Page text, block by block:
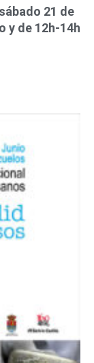
21 de
y de 12h-14h